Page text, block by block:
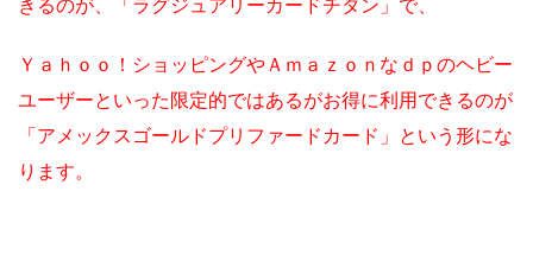
きるのが、「ラグジュアリーカードチタン」で、
Ｙａｈｏｏ！ショッピングやＡｍａｚｏｎなｄｐのヘビー
ユーザーといった限定的ではあるがお得に利用できるのが
「アメックスゴールドプリファードカード」という形にな
ります。